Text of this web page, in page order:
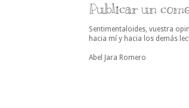
Publicar un
Sentimentaloides, vuestra
hacia mí y hacia los demás
Abel Jara Romero